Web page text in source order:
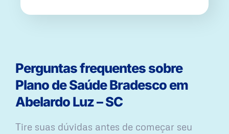
Perguntas frequentes sobre
Plano de Saúde Bradesco em
Abelardo Luz – SC
Tire suas dúvidas antes de começar seu